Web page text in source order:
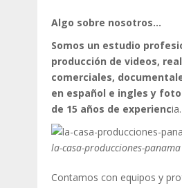
Algo sobre nosotros…
Somos un estudio
producción de videos,
comerciales,
en español e ingles y
de 15 años de experiencia.
la-casa-producciones-panama
Contamos con equipos y